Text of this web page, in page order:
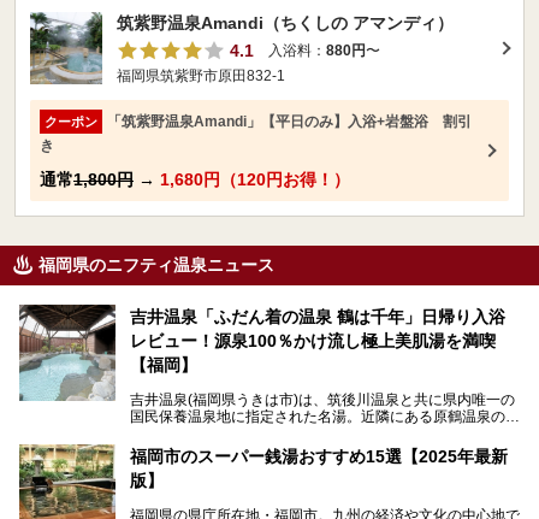
筑紫野温泉Amandi（ちくしの アマンディ）
4.1
入浴料： 880円〜
福岡県筑紫野市原田832-1
クーポン
「筑紫野温泉Amandi」【平日のみ】入浴+岩盤浴 割引
き
通常1,800円 → 1,680円（120円お得！）
福岡県のニフティ温泉ニュース
吉井温泉「ふだん着の温泉 鶴は千年」日帰り入浴
レビュー！源泉100％かけ流し極上美肌湯を満喫
【福岡】
吉井温泉(福岡県うきは市)は、筑後川温泉と共に県内唯一の
国民保養温泉地に指定された名湯。近隣にある原鶴温泉の観
す。
「ふだん着の温泉 鶴は千年」は、吉井温泉にある日帰り入
福岡市のスーパー銭湯おすすめ15選【2025年最新
版】
福岡県の県庁所在地・福岡市。九州の経済や文化の中心地で